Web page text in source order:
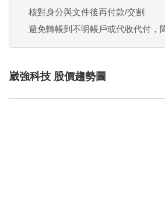
核對身分與文件後再付款/交割
避免轉帳到不明帳戶或代收代付，
崴強科技 股價趨勢圖